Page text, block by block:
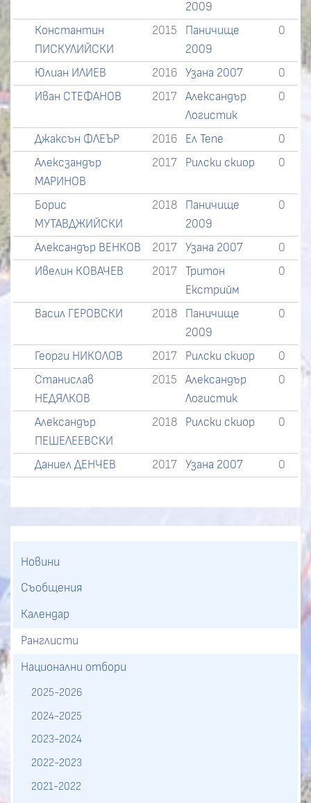
2009
Константин
ПИСКУЛИЙСКИ
2015
Паничище
2009
0
Юлиан ИЛИЕВ 2016 Узана 2007
0
Иван СТЕФАНОВ
2017
Александър
Логистик
0
Джаксън ФЛЕЪР 2016 Ел Тепе
0
Алексзандър
МАРИНОВ
2017 Рилски скиор 0
Борис
МУТАВДЖИЙСКИ
2018
Паничище
2009
0
Александър ВЕНКОВ 2017 Узана 2007
0
Ивелин КОВАЧЕВ
2017
Тритон
Екстрийм
0
Васил ГЕРОВСКИ 2018
Паничище
2009
0
Георги НИКОЛОВ 2017 Рилски скиор
0
Станислав
НЕДЯЛКОВ
2015
Александър
Логистик
0
Александър
ПЕШЕЛЕЕВСКИ
2018 Рилски скиор 0
Даниел ДЕНЧЕВ 2017 Узана 2007 0
Новини
Съобщения
Календар
Ранглисти
Национални отбори
2025-2026
2024-2025
2023-2024
2022-2023
2021-2022